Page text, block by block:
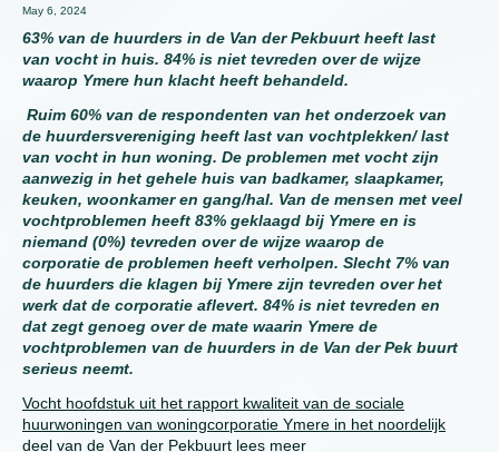
May 6, 2024
63% van de huurders in de Van der Pekbuurt heeft last
van vocht in huis. 84% is niet tevreden over de wijze
waarop Ymere hun klacht heeft behandeld.
Ruim 60% van de respondenten van het onderzoek van
de huurdersvereniging heeft last van vochtplekken/ last
van vocht in hun woning. De problemen met vocht zijn
aanwezig in het gehele huis van badkamer, slaapkamer,
keuken, woonkamer en gang/hal. Van de mensen met veel
vochtproblemen heeft 83% geklaagd bij Ymere en is
niemand (0%) tevreden over de wijze waarop de
corporatie de problemen heeft verholpen. Slecht 7% van
de huurders die klagen bij Ymere zijn tevreden over het
werk dat de corporatie aflevert. 84% is niet tevreden en
dat zegt genoeg over de mate waarin Ymere de
vochtproblemen van de huurders in de Van der Pek buurt
serieus neemt.
Vocht hoofdstuk uit het rapport kwaliteit van de sociale
huurwoningen van woningcorporatie Ymere in het noordelijk
deel van de Van der Pekbuurt lees meer